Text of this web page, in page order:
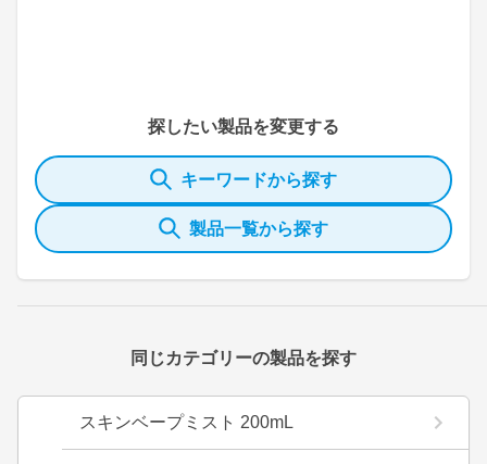
探したい製品を変更する
キーワードから探す
製品一覧から探す
同じカテゴリーの製品を探す
スキンベープミスト 200mL